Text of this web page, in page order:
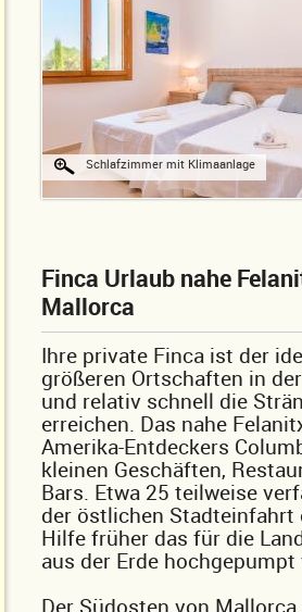
Schlafzimmer mit Klimaanlage
Finca Urlaub nahe
Mallorca
Ihre private Finca ist der
größeren Ortschaften in
und relativ schnell die
erreichen. Das nahe
Amerika-Entdeckers
kleinen Geschäften,
Bars. Etwa 25 teilweise
der östlichen
Hilfe früher das für die
aus der Erde hochgepumpt
Der Südosten von